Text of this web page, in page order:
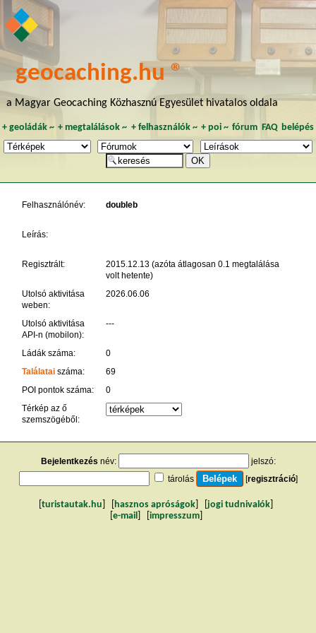
geocaching.hu ®
a Magyar Geocaching Közhasznú Egyesület hivatalos oldala
+ geoládák~ +megtalálások ~ + felhasználók~ + poi~ fórum FAQ belépés
Felhasználónév: doubleb
Leírás:
Regisztrált:
2015.12.13 (azóta átlagosan 0.1 megtalálása
volt hetente)
Utolsó aktivitása
weben:
2026.06.06
Utolsó aktivitása
API-n (mobilon):
---
Ládák száma:
0
Találataiszáma:
69
POI pontok száma:
0
Térkép az ő
szemszögéből:
Bejelentkezés név:
jelszó:
tárolás
[regisztráció]
turistautak.hu hasznos apróságok jogi tudnivalók
e-mail impresszum]